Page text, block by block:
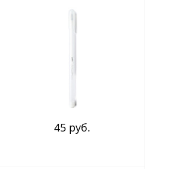
45 руб.